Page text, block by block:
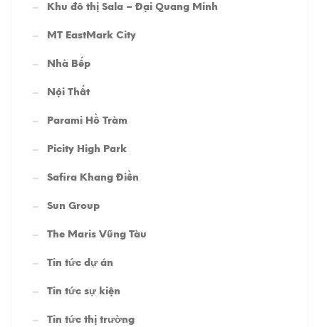
Khu đô thị Sala – Đại Quang Minh
MT EastMark City
Nhà Bếp
Nội Thất
Parami Hồ Tràm
Picity High Park
Safira Khang Điền
Sun Group
The Maris Vũng Tàu
Tin tức dự án
Tin tức sự kiện
Tin tức thị trường